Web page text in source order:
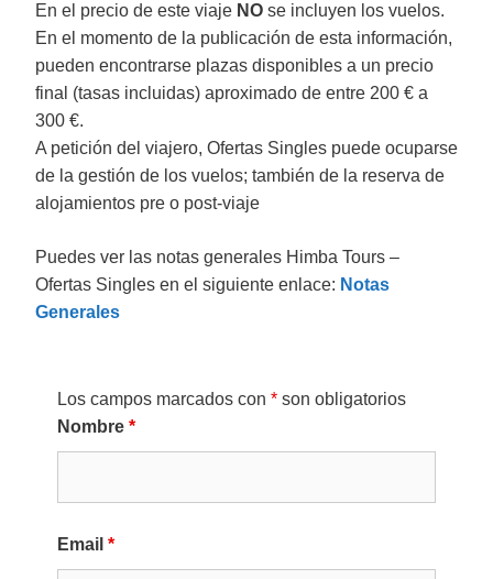
En el precio de este viaje NO se incluyen los vuelos.
En el momento de la publicación de esta información,
pueden encontrarse plazas disponibles a un precio
final (tasas incluidas) aproximado de entre 200 € a
300 €.
A petición del viajero, Ofertas Singles puede ocuparse
de la gestión de los vuelos; también de la reserva de
alojamientos pre o post-viaje
Puedes ver las notas generales Himba Tours –
Ofertas Singles en el siguiente enlace: Notas
Generales
Los campos marcados con * son obligatorios
Nombre *
Email *